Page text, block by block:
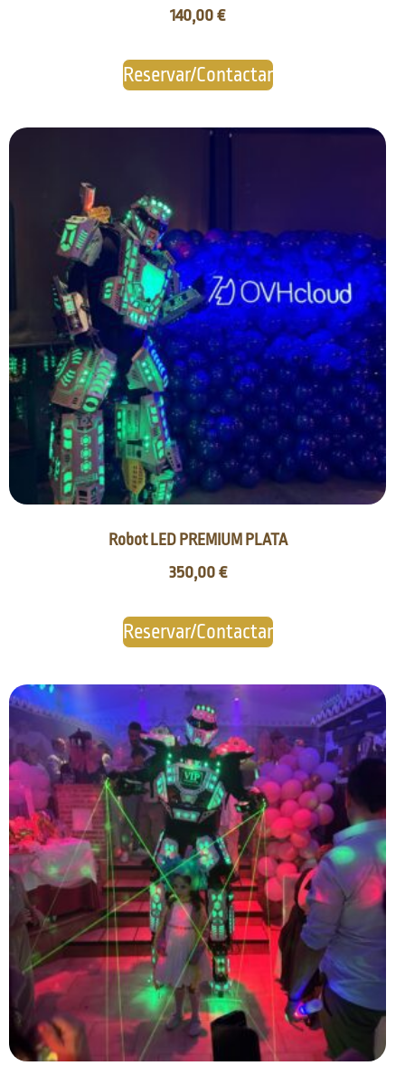
140,00€
Reservar/Contactar
Robot LED PREMIUM PLATA
350,00€
Reservar/Contactar